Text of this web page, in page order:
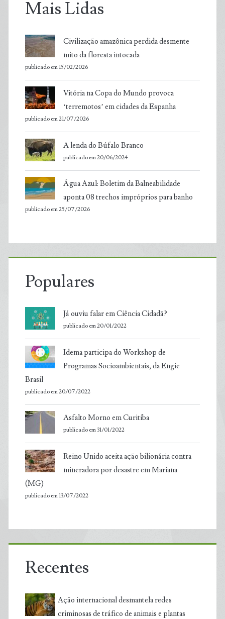
Mais Lidas
Civilização amazônica perdida desmente
mito da floresta intocada
publicado em 15/02/2026
Vitória na Copa do Mundo provoca
‘terremotos’ em cidades da Espanha
publicado em 21/07/2026
A lenda do Búfalo Branco
publicado em 20/06/2024
Água Azul: Boletim da Balneabilidade
aponta 08 trechos impróprios para banho
publicado em 25/07/2026
Populares
Já ouviu falar em Ciência Cidadã?
publicado em 20/01/2022
Idema participa do Workshop de
Programas Socioambientais, da Engie
Brasil
publicado em 20/07/2022
Asfalto Morno em Curitiba
publicado em 31/01/2022
Reino Unido aceita ação bilionária contra
mineradora por desastre em Mariana
(MG)
publicado em 13/07/2022
Recentes
Ação internacional desmantela redes
criminosas de tráfico de animais e plantas